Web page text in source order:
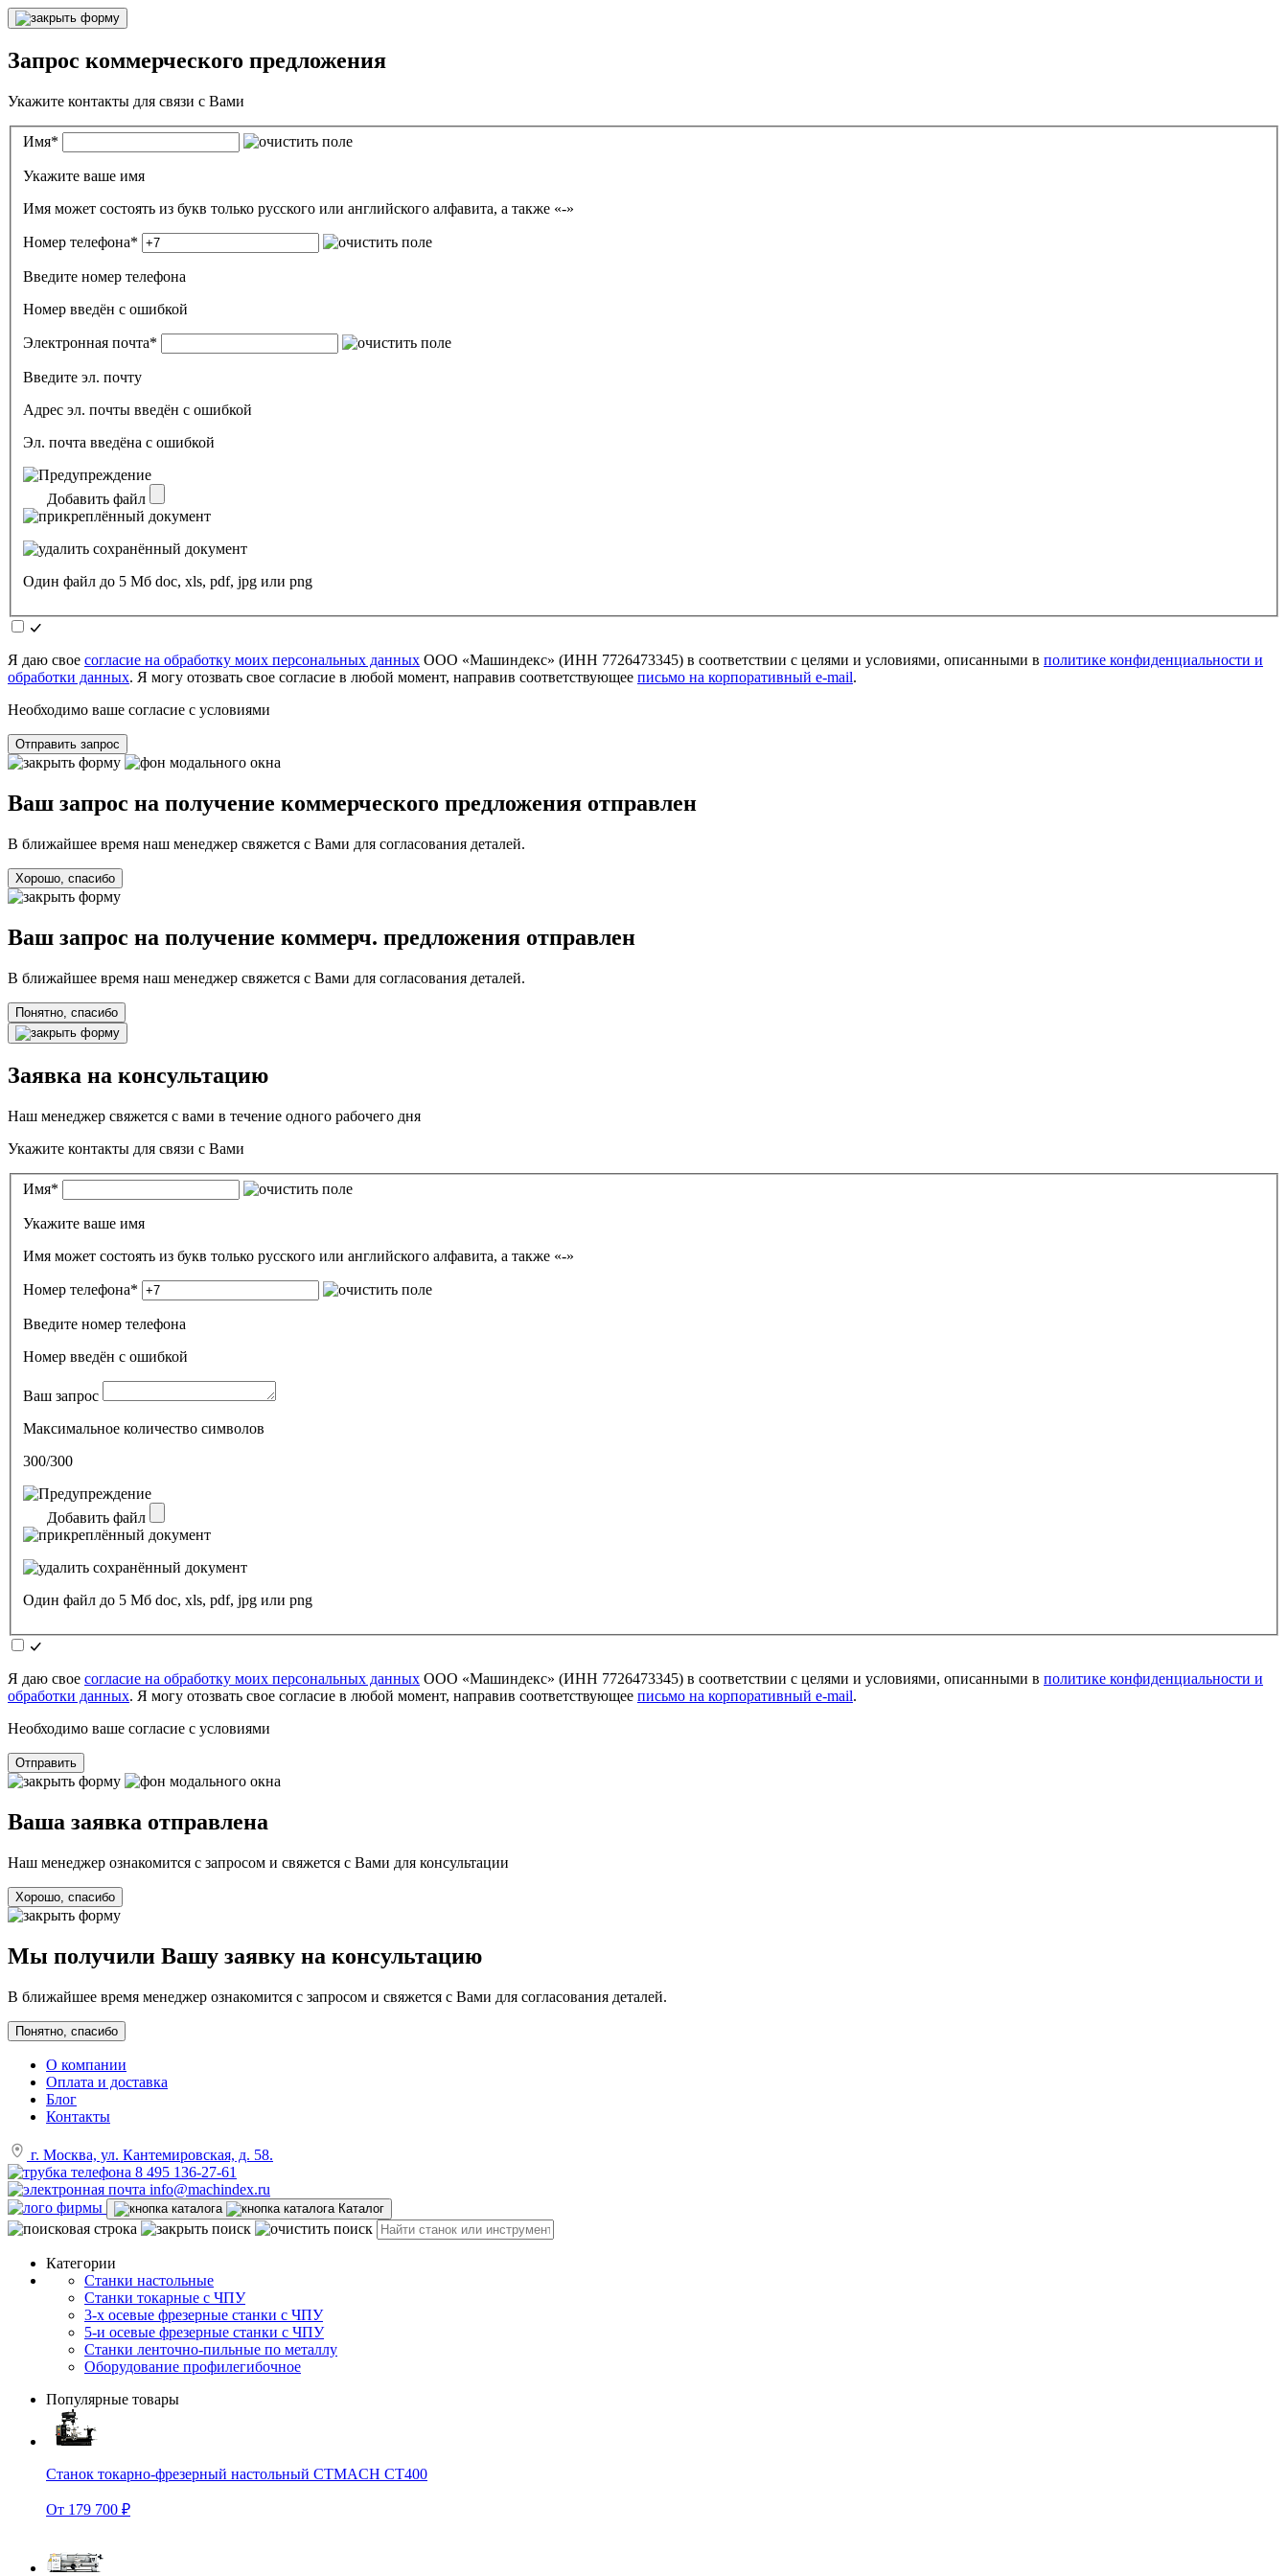
Запрос коммерческого предложения
Укажите контакты для связи с Вами
Имя*
Укажите ваше имя
Имя может состоять из букв только русского или английского алфавита, а также «-»
Номер телефона*
Введите номер телефона
Номер введён c ошибкой
Электронная почта*
Введите эл. почту
Адрес эл. почты введён с ошибкой
Эл. почта введёна с ошибкой
Добавить файл
Один файл до 5 Мб doc, xls, pdf, jpg или png
Я даю свое согласие на обработку моих персональных данных ООО «Машиндекс» (ИНН 7726473345) в соответствии с целями и условиями, описанными в политике конфиденциальности и
обработки данных. Я могу отозвать свое согласие в любой момент, направив соответствующее письмо на корпоративный e-mail.
Необходимо ваше согласие с условиями
Отправить запрос
Ваш запрос на получение коммерческого предложения отправлен
В ближайшее время наш менеджер свяжется с Вами для согласования деталей.
Хорошо, спасибо
Ваш запрос на получение коммерч. предложения отправлен
В ближайшее время наш менеджер свяжется с Вами для согласования деталей.
Понятно, спасибо
Заявка на консультацию
Наш менеджер свяжется с вами в течение одного рабочего дня
Укажите контакты для связи с Вами
Имя*
Укажите ваше имя
Имя может состоять из букв только русского или английского алфавита, а также «-»
Номер телефона*
Введите номер телефона
Номер введён c ошибкой
Ваш запрос
Максимальное количество символов
300/300
Добавить файл
Один файл до 5 Мб doc, xls, pdf, jpg или png
Я даю свое согласие на обработку моих персональных данных ООО «Машиндекс» (ИНН 7726473345) в соответствии с целями и условиями, описанными в политике конфиденциальности и
обработки данных. Я могу отозвать свое согласие в любой момент, направив соответствующее письмо на корпоративный e-mail.
Необходимо ваше согласие с условиями
Отправить
Ваша заявка отправлена
Наш менеджер ознакомится с запросом и свяжется с Вами для консультации
Хорошо, спасибо
Мы получили Вашу заявку на консультацию
В ближайшее время менеджер ознакомится с запросом и свяжется с Вами для согласования деталей.
Понятно, спасибо
О компании
Оплата и доставка
Блог
Контакты
г. Москва, ул. Кантемировская, д. 58.
8 495 136-27-61
info@machindex.ru
Каталог
Категории
Станки настольные
Станки токарные с ЧПУ
3-х осевые фрезерные станки с ЧПУ
5-и осевые фрезерные станки с ЧПУ
Станки ленточно-пильные по металлу
Оборудование профилегибочное
Популярные товары
Станок токарно-фрезерный настольный CTMACH CT400
От 179 700 ₽